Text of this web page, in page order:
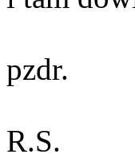
pzdr.
R.S.